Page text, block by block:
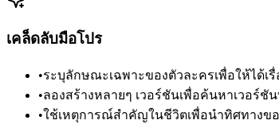
เคล็ดลับมือโปร
•ระบุลักษณะเฉพาะของตัวละครเพื่อให้ได้เ
•ลองสร้างหลายๆ เวอร์ชันเพื่อค้นหาเวอร์
•ใช้เหตุการณ์สำคัญในชีวิตเพื่อนำทิศทางขอ